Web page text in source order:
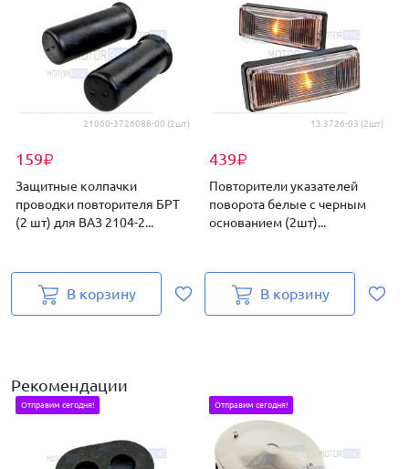
21060-3726088-00 (2шт)
159₽
Защитные колпачки
проводки повторителя БРТ
(2 шт) для ВАЗ 2104-2...
В корзину
13.3726-03 (2шт)
439₽
Повторители указателей
поворота белые с черным
основанием (2шт)...
В корзину
Рекомендации
Отправим сегодня! Отправим сегодня!